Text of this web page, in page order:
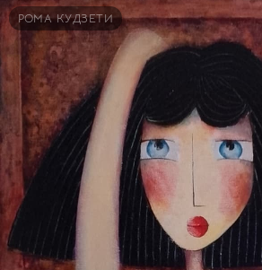
РОМА КУДЗЕТИ